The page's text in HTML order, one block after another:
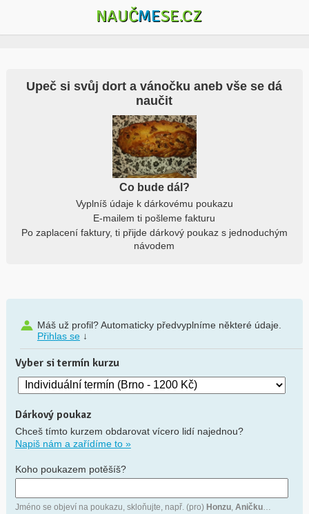
NAUČMESE.CZ
Upeč si svůj dort a vánočku aneb vše se dá
naučit
Co bude dál?
Vyplníš údaje k dárkovému poukazu
E-mailem ti pošleme fakturu
Po zaplacení faktury, ti přijde dárkový poukaz s jednoduchým
návodem
Máš už profil? Automaticky předvyplníme některé údaje.
Přihlas se↓
Vyber si termín kurzu
Dárkový poukaz
Chceš tímto kurzem obdarovat vícero lidí najednou?
Napiš nám a zařídíme to »
Koho poukazem potěšíš?
Jméno se objeví na poukazu, skloňujte, např. (pro) Honzu, Aničku…